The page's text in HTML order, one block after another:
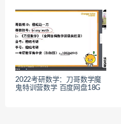
2022考研数学：刀哥数学魔
鬼特训营数学 百度网盘18G